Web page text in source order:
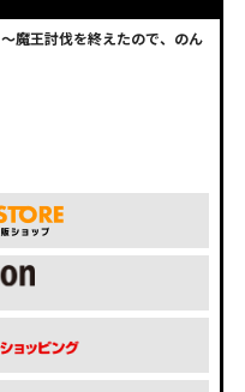
魔王討伐を終えたので、のん